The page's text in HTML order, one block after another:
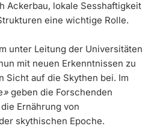
Ackerbau, lokale Sesshaftigkeit
eine wichtige Rolle.
unter Leitung der Universitäten
mit neuen Erkenntnissen zu
auf die Skythen bei. Im
» geben die Forschenden
Ernährung von
skythischen Epoche.